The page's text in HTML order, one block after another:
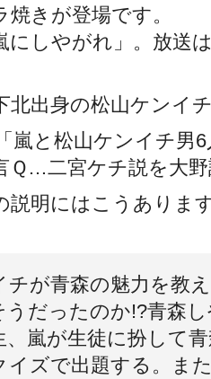
きが登場です。
にしやがれ」。放送
北出身の松山ケンイ
嵐と松山ケンイチ男
Ｑ…二宮ケチ説を大
説明にはこうありま
チが青森の魅力を教
うだったのか!?青森
、嵐が生徒に扮して
イズで出題する。ま